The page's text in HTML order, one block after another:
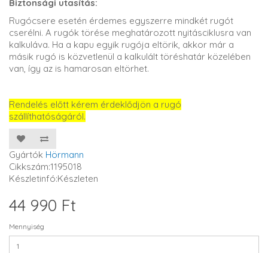
Biztonsági utasítás:
Rugócsere esetén érdemes egyszerre mindkét rugót
cserélni. A rugók törése meghatározott nyitásciklusra van
kalkuláva. Ha a kapu egyik rugója eltörik, akkor már a
másik rugó is közvetlenül a kalkulált töréshatár közelében
van, így az is hamarosan eltörhet.
Rendelés előtt kérem érdeklődjön a rugó
szállíthatóságáról.
Gyártók Hörmann
Cikkszám:1195018
Készletinfó:Készleten
44 990 Ft
Mennyiség